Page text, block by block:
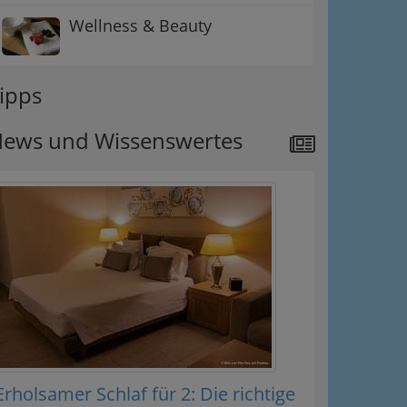
Wellness & Beauty
und Wissenswertes
Schlaf für 2: Die richtige